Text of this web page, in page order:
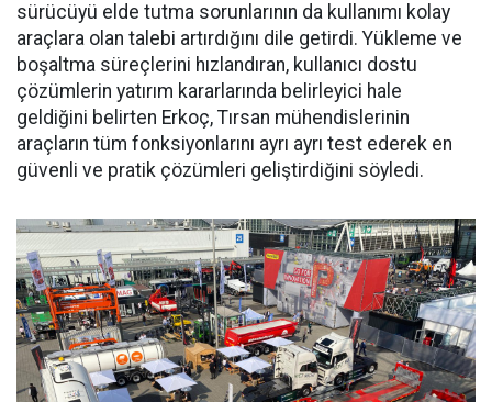
sürücüyü el­de tutma sorunlarının da kullanı­mı kolay
araçlara olan talebi ar­tırdığını dile getirdi. Yükleme ve
boşaltma süreçlerini hızlandıran, kullanıcı dostu
çözümlerin yatı­rım kararlarında belirleyici hale
geldiğini belirten Erkoç, Tırsan mühendislerinin
araçların tüm fonksiyonlarını ayrı ayrı test ede­rek en
güvenli ve pratik çözümleri geliştirdiğini söyledi.